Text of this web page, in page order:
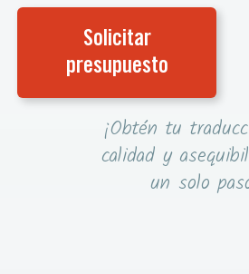
Solicitar
presupuesto
¡Obtén tu
calidad y
un solo